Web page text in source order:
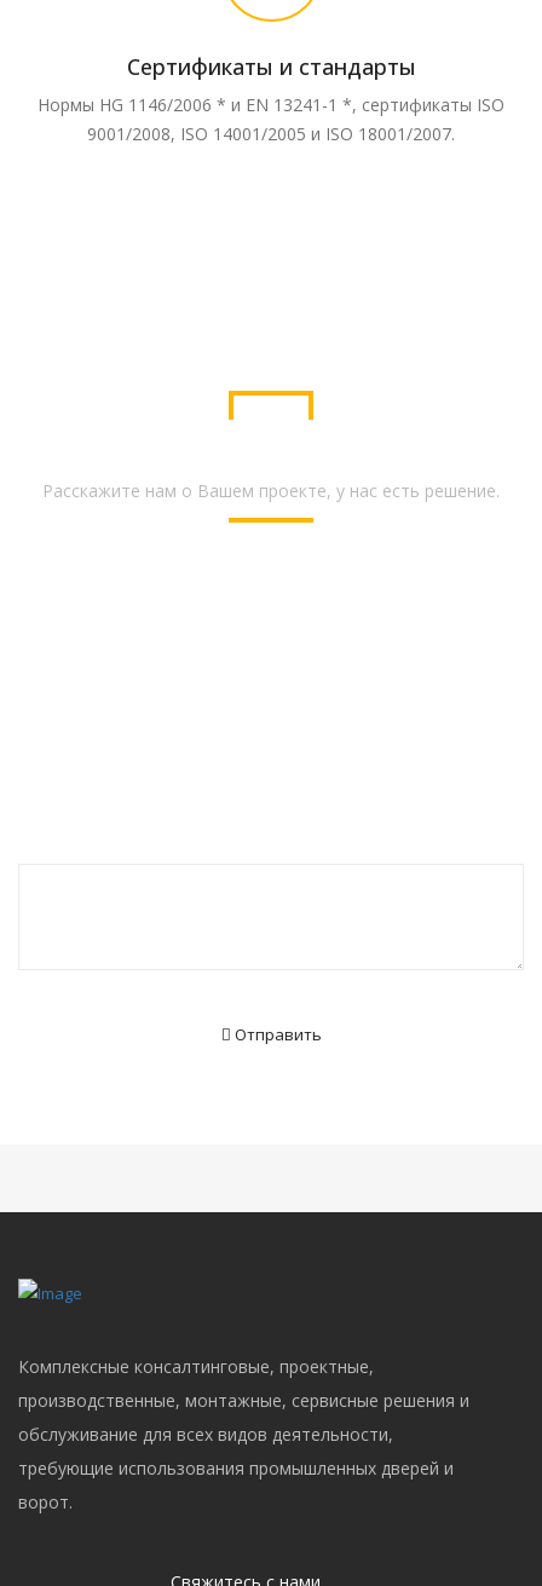
Сертификаты и стандарты
Нормы HG 1146/2006 * и EN 13241-1 *, сертификаты ISO
9001/2008, ISO 14001/2005 и ISO 18001/2007.
Расскажите нам о Вашем проекте, у нас есть решение.
Отправить
Комплексные консалтинговые, проектные,
производственные, монтажные, сервисные решения и
обслуживание для всех видов деятельности,
требующие использования промышленных дверей и
ворот.